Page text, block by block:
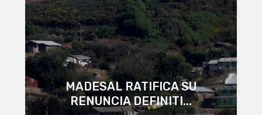
MADESAL RATIFICA SU
RENUNCIA DEFINITI...